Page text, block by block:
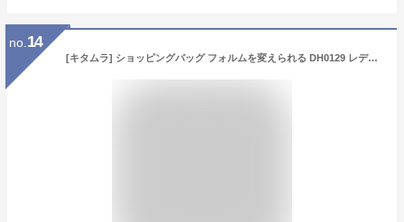
no. 14
[キタムラ] ショッピングバッグ フォルムを変えられる DH0129 レディース レッド [赤] 70701